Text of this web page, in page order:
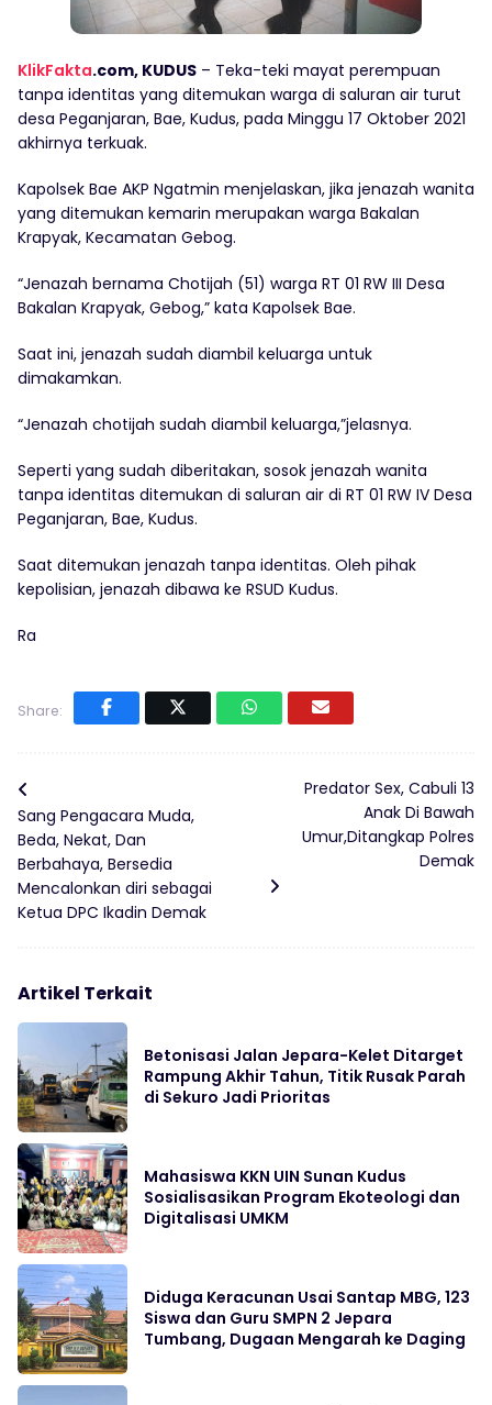
KlikFakta.com, KUDUS – Teka-teki mayat perempuan
tanpa identitas yang ditemukan warga di saluran air turut
desa Peganjaran, Bae, Kudus, pada Minggu 17 Oktober 2021
akhirnya terkuak.
Kapolsek Bae AKP Ngatmin menjelaskan, jika jenazah wanita
yang ditemukan kemarin merupakan warga Bakalan
Krapyak, Kecamatan Gebog.
“Jenazah bernama Chotijah (51) warga RT 01 RW III Desa
Bakalan Krapyak, Gebog,” kata Kapolsek Bae.
Saat ini, jenazah sudah diambil keluarga untuk
dimakamkan.
“Jenazah chotijah sudah diambil keluarga,”jelasnya.
Seperti yang sudah diberitakan, sosok jenazah wanita
tanpa identitas ditemukan di saluran air di RT 01 RW IV Desa
Peganjaran, Bae, Kudus.
Saat ditemukan jenazah tanpa identitas. Oleh pihak
kepolisian, jenazah dibawa ke RSUD Kudus.
Ra
Share:
Sang Pengacara Muda,
Beda, Nekat, Dan
Berbahaya, Bersedia
Mencalonkan diri sebagai
Ketua DPC Ikadin Demak
Predator Sex, Cabuli 13
Anak Di Bawah
Umur,Ditangkap Polres
Demak
Artikel Terkait
Betonisasi Jalan Jepara-Kelet Ditarget
Rampung Akhir Tahun, Titik Rusak Parah
di Sekuro Jadi Prioritas
Mahasiswa KKN UIN Sunan Kudus
Sosialisasikan Program Ekoteologi dan
Digitalisasi UMKM
Diduga Keracunan Usai Santap MBG, 123
Siswa dan Guru SMPN 2 Jepara
Tumbang, Dugaan Mengarah ke Daging